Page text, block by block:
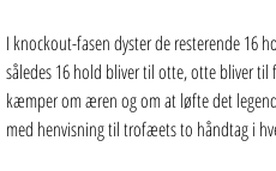
I knockout-fasen dyster de resterende 16
således 16 hold bliver til otte, otte bliver
kæmper om æren og om at løfte det
med henvisning til trofæets to håndtag i